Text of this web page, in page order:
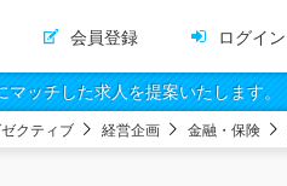
会員登録 ログイン
ッチした求人を提案いたします。
クティブ 経営企画 金融・保険